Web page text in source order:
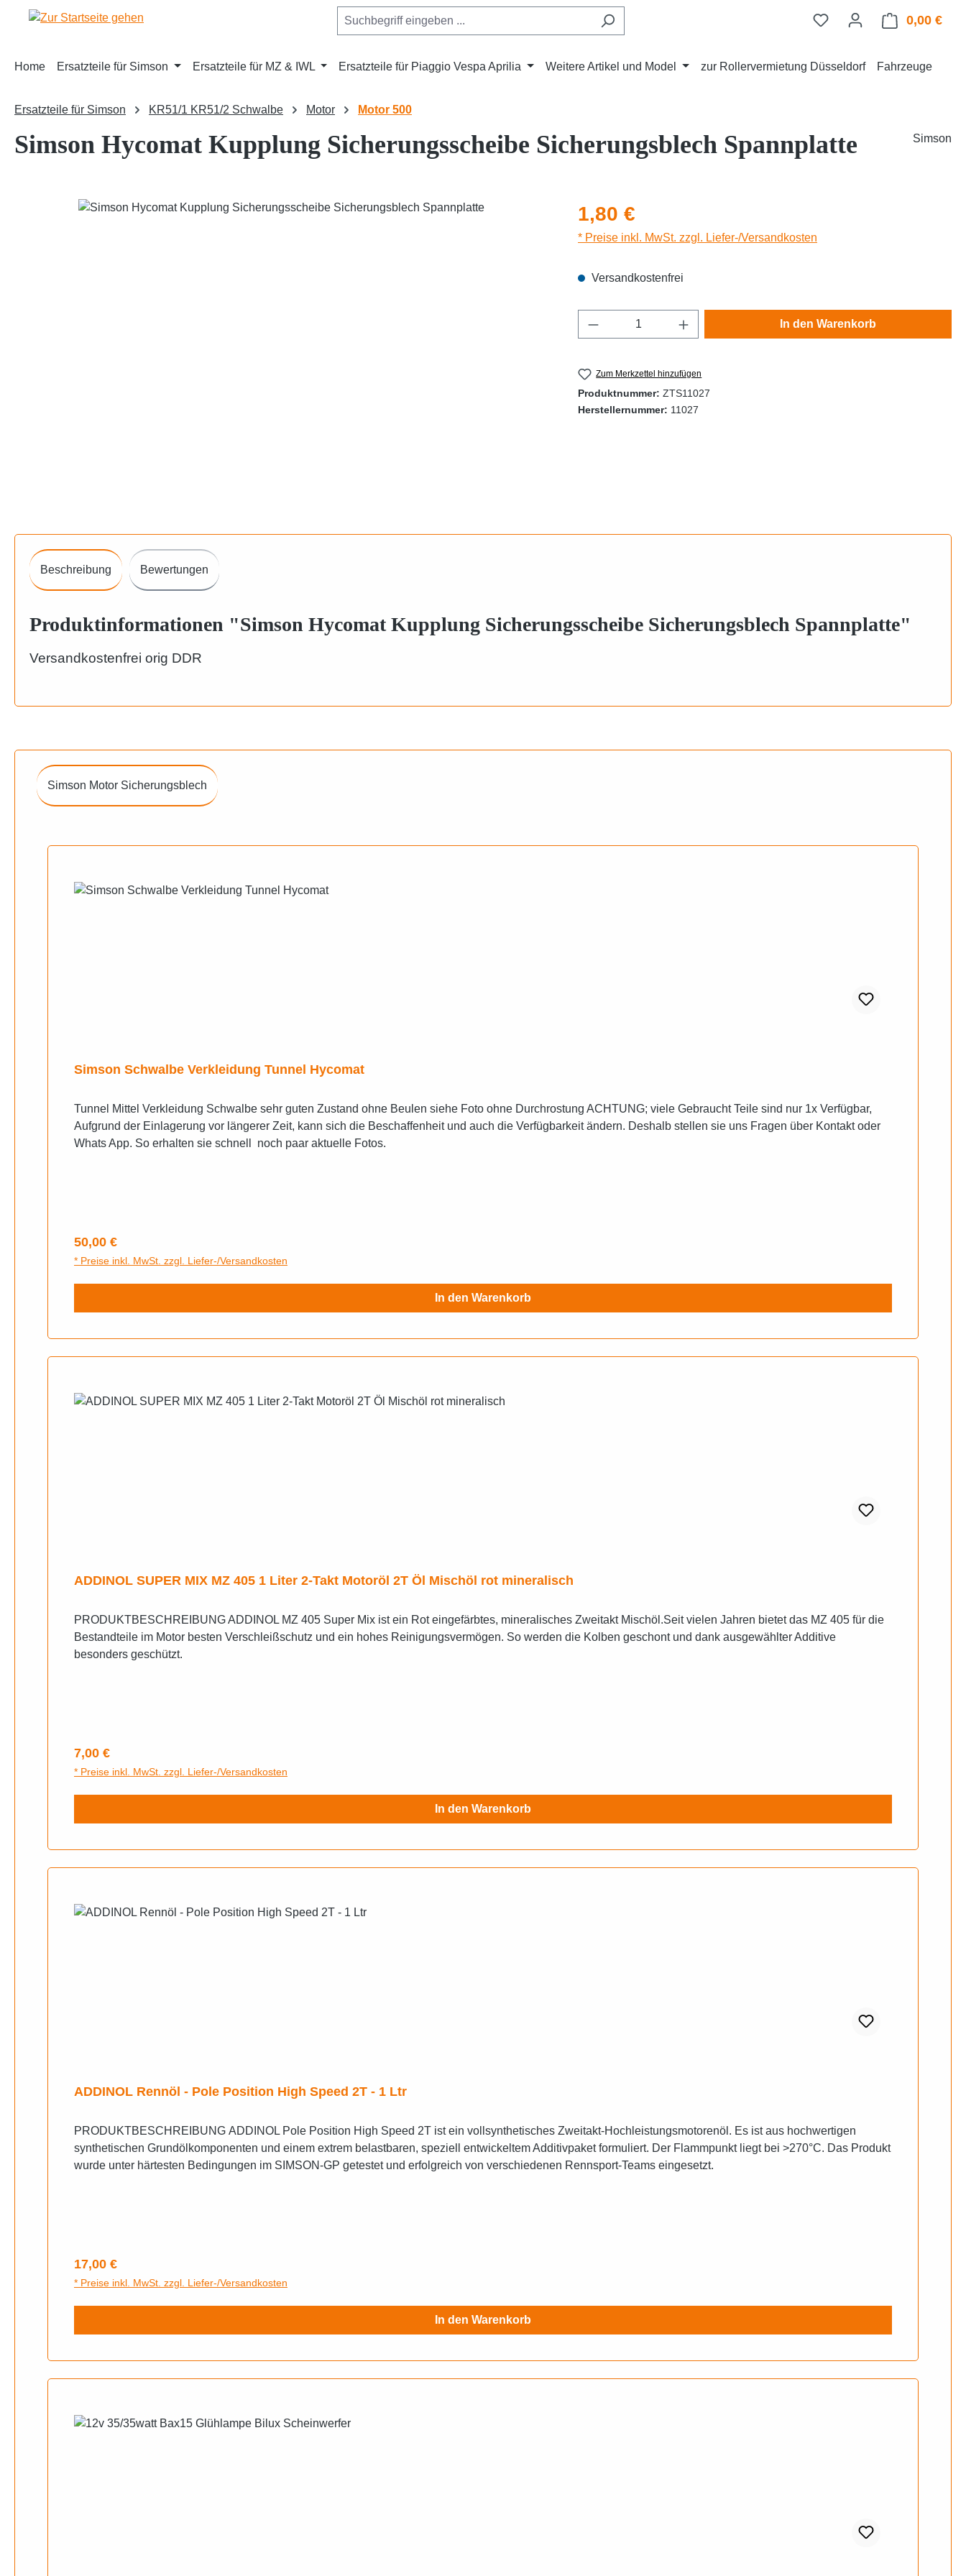
Hauptinhalt springen
Zur Suche springen
Zur Hauptnavigation springen 0,00 €
Home Ersatzteile für Simson Ersatzteile für MZ & IWL Ersatzteile für Piaggio Vespa Aprilia Weitere Artikel und Model zur Rollervermietung Düsseldorf Fahrzeuge
Ersatzteile für Simson KR51/1 KR51/2 Schwalbe Motor Motor 500
Simson Hycomat Kupplung Sicherungsscheibe Sicherungsblech Spannplatte Simson
Bildergalerie überspringen Regulärer Preis:
1,80 €
* Preise inkl. MwSt. zzgl. Liefer-/Versandkosten
Versandkostenfrei
Produkt Anzahl: Gib den gewünschten Wert ein
In den Warenkorb
Zum Merkzettel hinzufügen
Produktnummer: ZTS11027
Herstellernummer: 11027
Beschreibung Bewertungen
Produktinformationen "Simson Hycomat Kupplung Sicherungsscheibe Sicherungsblech Spannplatte"
Versandkostenfrei orig DDR
Simson Motor Sicherungsblech
Simson Schwalbe Verkleidung Tunnel Hycomat
Tunnel Mittel Verkleidung Schwalbe sehr guten Zustand ohne Beulen siehe Foto ohne Durchrostung ACHTUNG; viele Gebraucht Teile sind nur 1x Verfügbar,
Aufgrund der Einlagerung vor längerer Zeit, kann sich die Beschaffenheit und auch die Verfügbarkeit ändern. Deshalb stellen sie uns Fragen über Kontakt oder
Whats App. So erhalten sie schnell noch paar aktuelle Fotos.
Regulärer Preis:
50,00 €
* Preise inkl. MwSt. zzgl. Liefer-/Versandkosten
In den Warenkorb
ADDINOL SUPER MIX MZ 405 1 Liter 2-Takt Motoröl 2T Öl Mischöl rot mineralisch
PRODUKTBESCHREIBUNG ADDINOL MZ 405 Super Mix ist ein Rot eingefärbtes, mineralisches Zweitakt Mischöl.Seit vielen Jahren bietet das MZ 405 für die
Bestandteile im Motor besten Verschleißschutz und ein hohes Reinigungsvermögen. So werden die Kolben geschont und dank ausgewählter Additive
besonders geschützt.
Regulärer Preis:
7,00 €
* Preise inkl. MwSt. zzgl. Liefer-/Versandkosten
In den Warenkorb
ADDINOL Rennöl - Pole Position High Speed 2T - 1 Ltr
PRODUKTBESCHREIBUNG ADDINOL Pole Position High Speed 2T ist ein vollsynthetisches Zweitakt-Hochleistungsmotorenöl. Es ist aus hochwertigen
synthetischen Grundölkomponenten und einem extrem belastbaren, speziell entwickeltem Additivpaket formuliert. Der Flammpunkt liegt bei >270°C. Das Produkt
wurde unter härtesten Bedingungen im SIMSON-GP getestet und erfolgreich von verschiedenen Rennsport-Teams eingesetzt.
Regulärer Preis:
17,00 €
* Preise inkl. MwSt. zzgl. Liefer-/Versandkosten
In den Warenkorb